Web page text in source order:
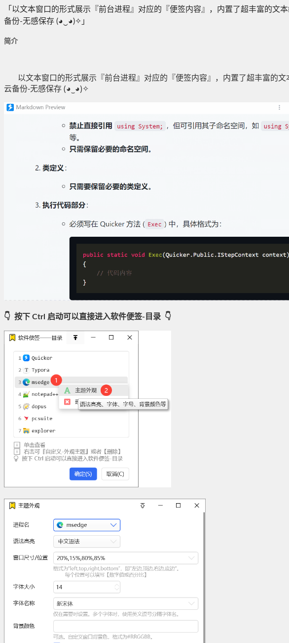
「以文本窗口的形式展示『前台进程』对应的『便签内容』，内置了超丰富的
备份-无感保存 (◕‿◕)✧」
简介
以文本窗口的形式展示『前台进程』对应的『便签内容』，内置了超丰富的文
云备份-无感保存 (◕‿◕)✧
👇 按下 Ctrl 启动可以直接进入软件便签-目录 👇